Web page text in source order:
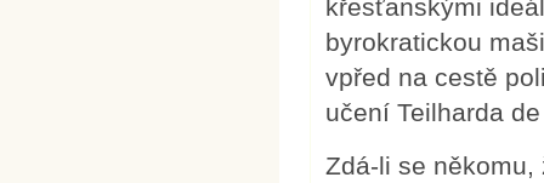
křesťanskými
byrokratickou
vpřed na cestě
učení Teilharda
Zdá-li se